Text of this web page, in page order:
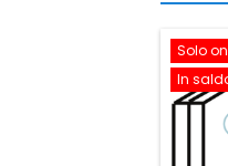
Solo
In